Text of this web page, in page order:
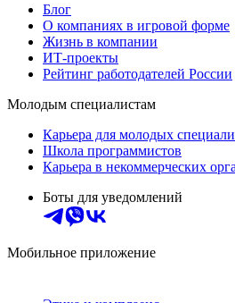
Блог
О компаниях в игровой форме
Жизнь в компании
ИТ-проекты
Рейтинг работодателей России
Молодым специалистам
Карьера для молодых
Школа программистов
Карьера в некоммерческих
Боты для уведомлений
Мобильное приложение